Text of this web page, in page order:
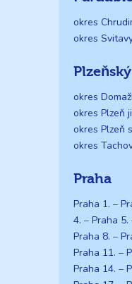
okres
okres
okres
okres Plzeň
okres Plzeň
okres
Praha
Praha 1. –
4. – Praha 5.
Praha 8. –
Praha 11. –
Praha 14. –